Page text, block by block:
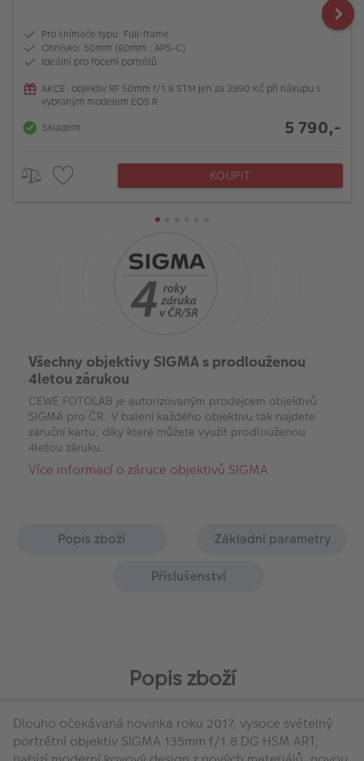
Pro snímače typu: Full-frame
Ohnisko: 50mm (80mm : APS-C)
Ideální pro focení portrétů
AKCE: objektiv RF 50mm f/1.8 STM jen za 3990 Kč při nákupu s
vybraným modelem EOS R
Skladem
5 790,-
KOUPIT
Všechny objektivy SIGMA s prodlouženou
4letou zárukou
CEWE FOTOLAB je autorizovaným prodejcem objektivů
SIGMA pro ČR. V balení každého objektivu tak najdete
záruční kartu, díky které můžete využít prodlouženou
4letou záruku.
Více informací o záruce objektivů SIGMA
Popis zboží
Základní parametry
Příslušenství
Popis zboží
Dlouho očekávaná novinka roku 2017, vysoce světelný
portrétní objektiv SIGMA 135mm f/1.8 DG HSM ART,